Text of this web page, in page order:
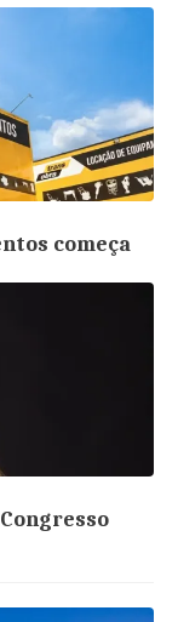
começa